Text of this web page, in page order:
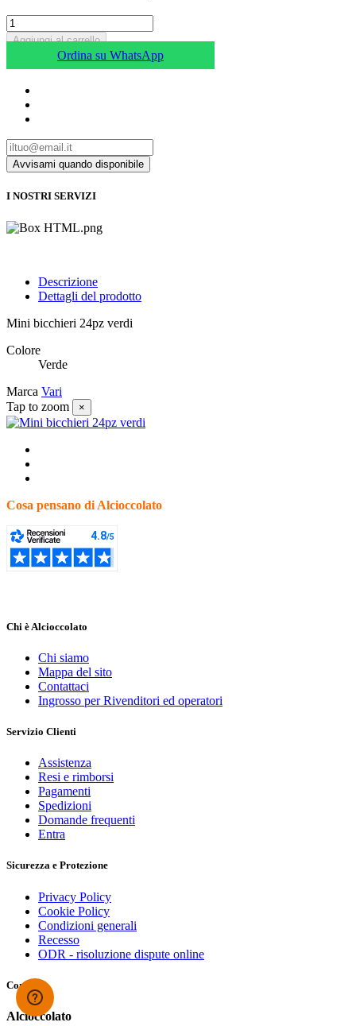
Aggiungi al carrello
Ordina su WhatsApp
I NOSTRI SERVIZI
Descrizione
Dettagli del prodotto
Mini bicchieri 24pz verdi
Colore
Verde
Marca Vari
Tap to zoom
×
Cosa pensano di Alcioccolato
Chi è Alcioccolato
Chi siamo
Mappa del sito
Contattaci
Ingrosso per Rivenditori ed operatori
Servizio Clienti
Assistenza
Resi e rimborsi
Pagamenti
Spedizioni
Domande frequenti
Entra
Sicurezza e Protezione
Privacy Policy
Cookie Policy
Condizioni generali
Recesso
ODR - risoluzione dispute online
Contatti
Alcioccolato